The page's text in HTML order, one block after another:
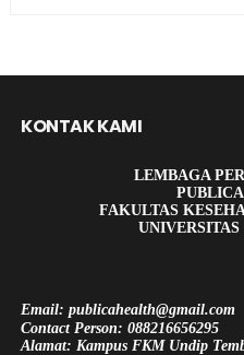
KONTAK KAMI
LEMBAGA
FAKULTAS
Email: publicahealth@gmail.com
Contact Person: 088216656295
Alamat: Kampus FKM Undip